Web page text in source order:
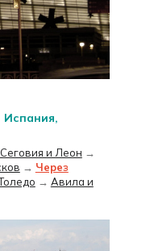
Испания,
Сеговия и Леон →
→ Через
→ Авила и